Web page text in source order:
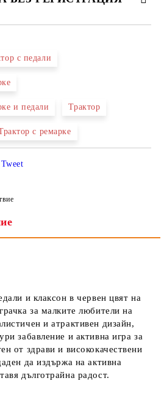
с педали
и педали Трактор
с ремарке
Tweet
и клаксон в червен цвят на
за малките любители на
и атрактивен дизайн,
забавление и активна игра за
от здрави и висококачествени
да издържа на активна
дълготрайна радост.